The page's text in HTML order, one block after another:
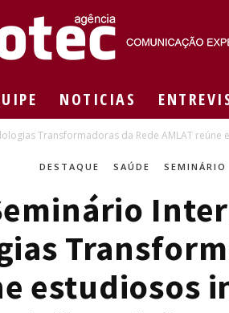
Agência
Fotec
NOTICIAS
Transformadoras da Rede AMLAT reúne
DESTAQUE SAÚDE SEMINÁRIO